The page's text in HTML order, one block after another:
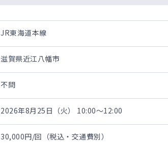
JR東海道本線
滋賀県近江八幡市
不問
2026年8月25日（火） 10:00～12:00
30,000円/回（税込・交通費別）